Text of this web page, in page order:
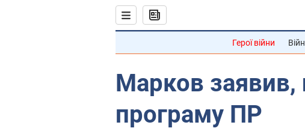
Герої війни
Марков
програму ПР